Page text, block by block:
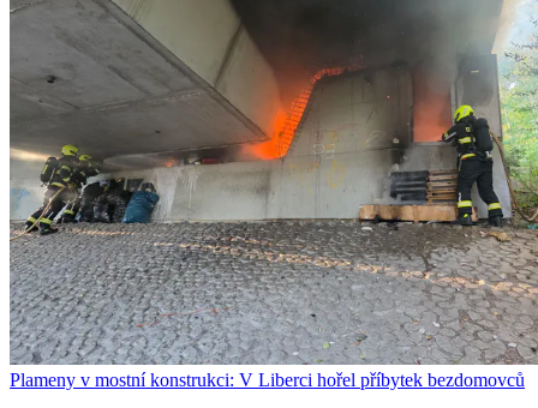
Plameny v mostní konstrukci: V Liberci hořel příbytek bezdomovců